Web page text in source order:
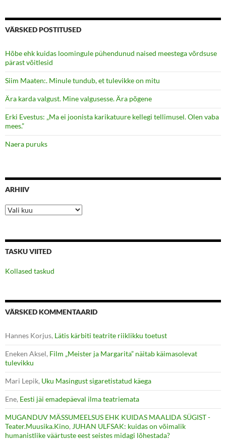
VÄRSKED POSTITUSED
Hõbe ehk kuidas loomingule pühendunud naised meestega võrdsuse
pärast võitlesid
Siim Maaten:. Minule tundub, et tulevikke on mitu
Ära karda valgust. Mine valgusesse. Ära põgene
Erki Evestus: „Ma ei joonista karikatuure kellegi tellimusel. Olen vaba
mees.”
Naera puruks
ARHIIV
Arhiiv
TASKU VIITED
Kollased taskud
VÄRSKED KOMMENTAARID
Hannes Korjus, Lätis kärbiti teatrite riiklikku toetust
Eneken Aksel, Film „Meister ja Margarita” näitab käimasolevat
tulevikku
Mari Lepik, Uku Masingust sigaretistatud käega
Ene, Eesti jäi emadepäeval ilma teatriemata
MUGANDUV MÄSSUMEELSUS EHK KUIDAS MAALIDA SÜGIST -
Teater.Muusika.Kino, JUHAN ULFSAK: kuidas on võimalik
humanistlike väärtuste eest seistes midagi lõhestada?